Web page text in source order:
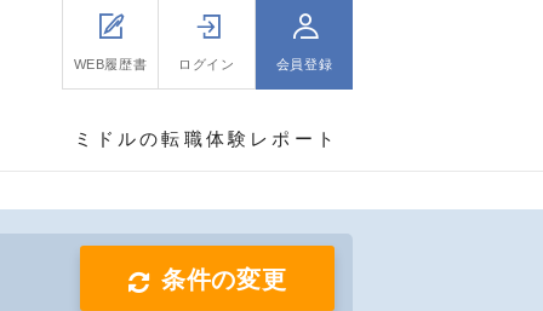
WEB履歴書 ログイン 会員登録
ミドルの転職体験レポート
条件の変更